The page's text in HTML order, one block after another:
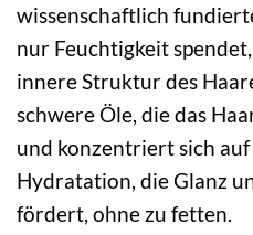
wissenschaftlich
nur Feuchtigkeit
innere Struktur des
schwere Öle, die das
und konzentriert sich
Hydratation, die Glanz
fördert, ohne zu fetten.